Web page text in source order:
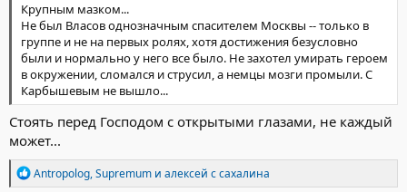
Крупным мазком...
Не был Власов однозначным спасителем Москвы -- только в
группе и не на первых ролях, хотя достижения безусловно
были и нормально у него все было. Не захотел умирать героем
в окружении, сломался и струсил, а немцы мозги промыли. С
Карбышевым не вышло...
Стоять перед Господом с открытыми глазами, не каждый
может...
Р
е
Antropolog,Supremum и алексей с сахалина